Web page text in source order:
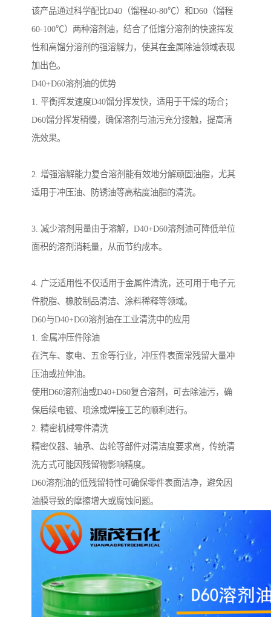
该产品通过科学配比D40（馏程40-80℃）和D60（馏程
60-100℃）两种溶剂油，结合了低馏分溶剂的快速挥发
性和高馏分溶剂的强溶解力，使其在金属除油领域表现
加出色。
D40+D60溶剂油的优势
1. 平衡挥发速度D40馏分挥发快，适用于干燥的场合；
D60馏分挥发稍慢，确保溶剂与油污充分接触，提高清
洗效果。
2. 增强溶解能力复合溶剂能有效地分解顽固油脂，尤其
适用于冲压油、防锈油等高粘度油脂的清洗。
3. 减少溶剂用量由于溶解，D40+D60溶剂油可降低单位
面积的溶剂消耗量，从而节约成本。
4. 广泛适用性不仅适用于金属件清洗，还可用于电子元
件脱脂、橡胶制品清洁、涂料稀释等领域。
D60与D40+D60溶剂油在工业清洗中的应用
1. 金属冲压件除油
在汽车、家电、五金等行业，冲压件表面常残留大量冲
压油或拉伸油。
使用D60溶剂油或D40+D60复合溶剂，可去除油污，确
保后续电镀、喷涂或焊接工艺的顺利进行。
2. 精密机械零件清洗
精密仪器、轴承、齿轮等部件对清洁度要求高，传统清
洗方式可能因残留物影响精度。
D60溶剂油的低残留特性可确保零件表面洁净，避免因
油膜导致的摩擦增大或腐蚀问题。